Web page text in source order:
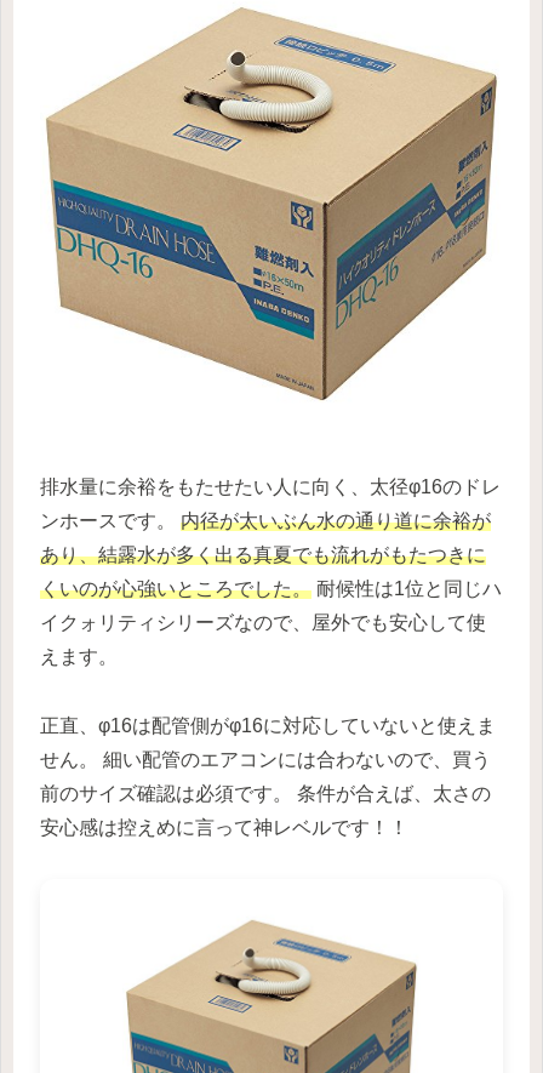
排水量に余裕をもたせたい人に向く、太径φ16のドレ
ンホースです。 内径が太いぶん水の通り道に余裕が
あり、結露水が多く出る真夏でも流れがもたつきに
くいのが心強いところでした。 耐候性は1位と同じハ
イクォリティシリーズなので、屋外でも安心して使
えます。
正直、φ16は配管側がφ16に対応していないと使えま
せん。 細い配管のエアコンには合わないので、買う
前のサイズ確認は必須です。 条件が合えば、太さの
安心感は控えめに言って神レベルです！！